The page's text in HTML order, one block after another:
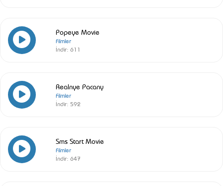
Popeye Movie
Filmler
İndir: 611
Realnye Pacany
Filmler
İndir: 592
Sms Start Movie
Filmler
İndir: 647